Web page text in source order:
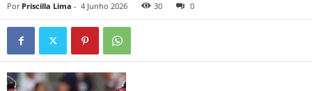
Por Priscilla Lima - 4 Junho 2026 30 0